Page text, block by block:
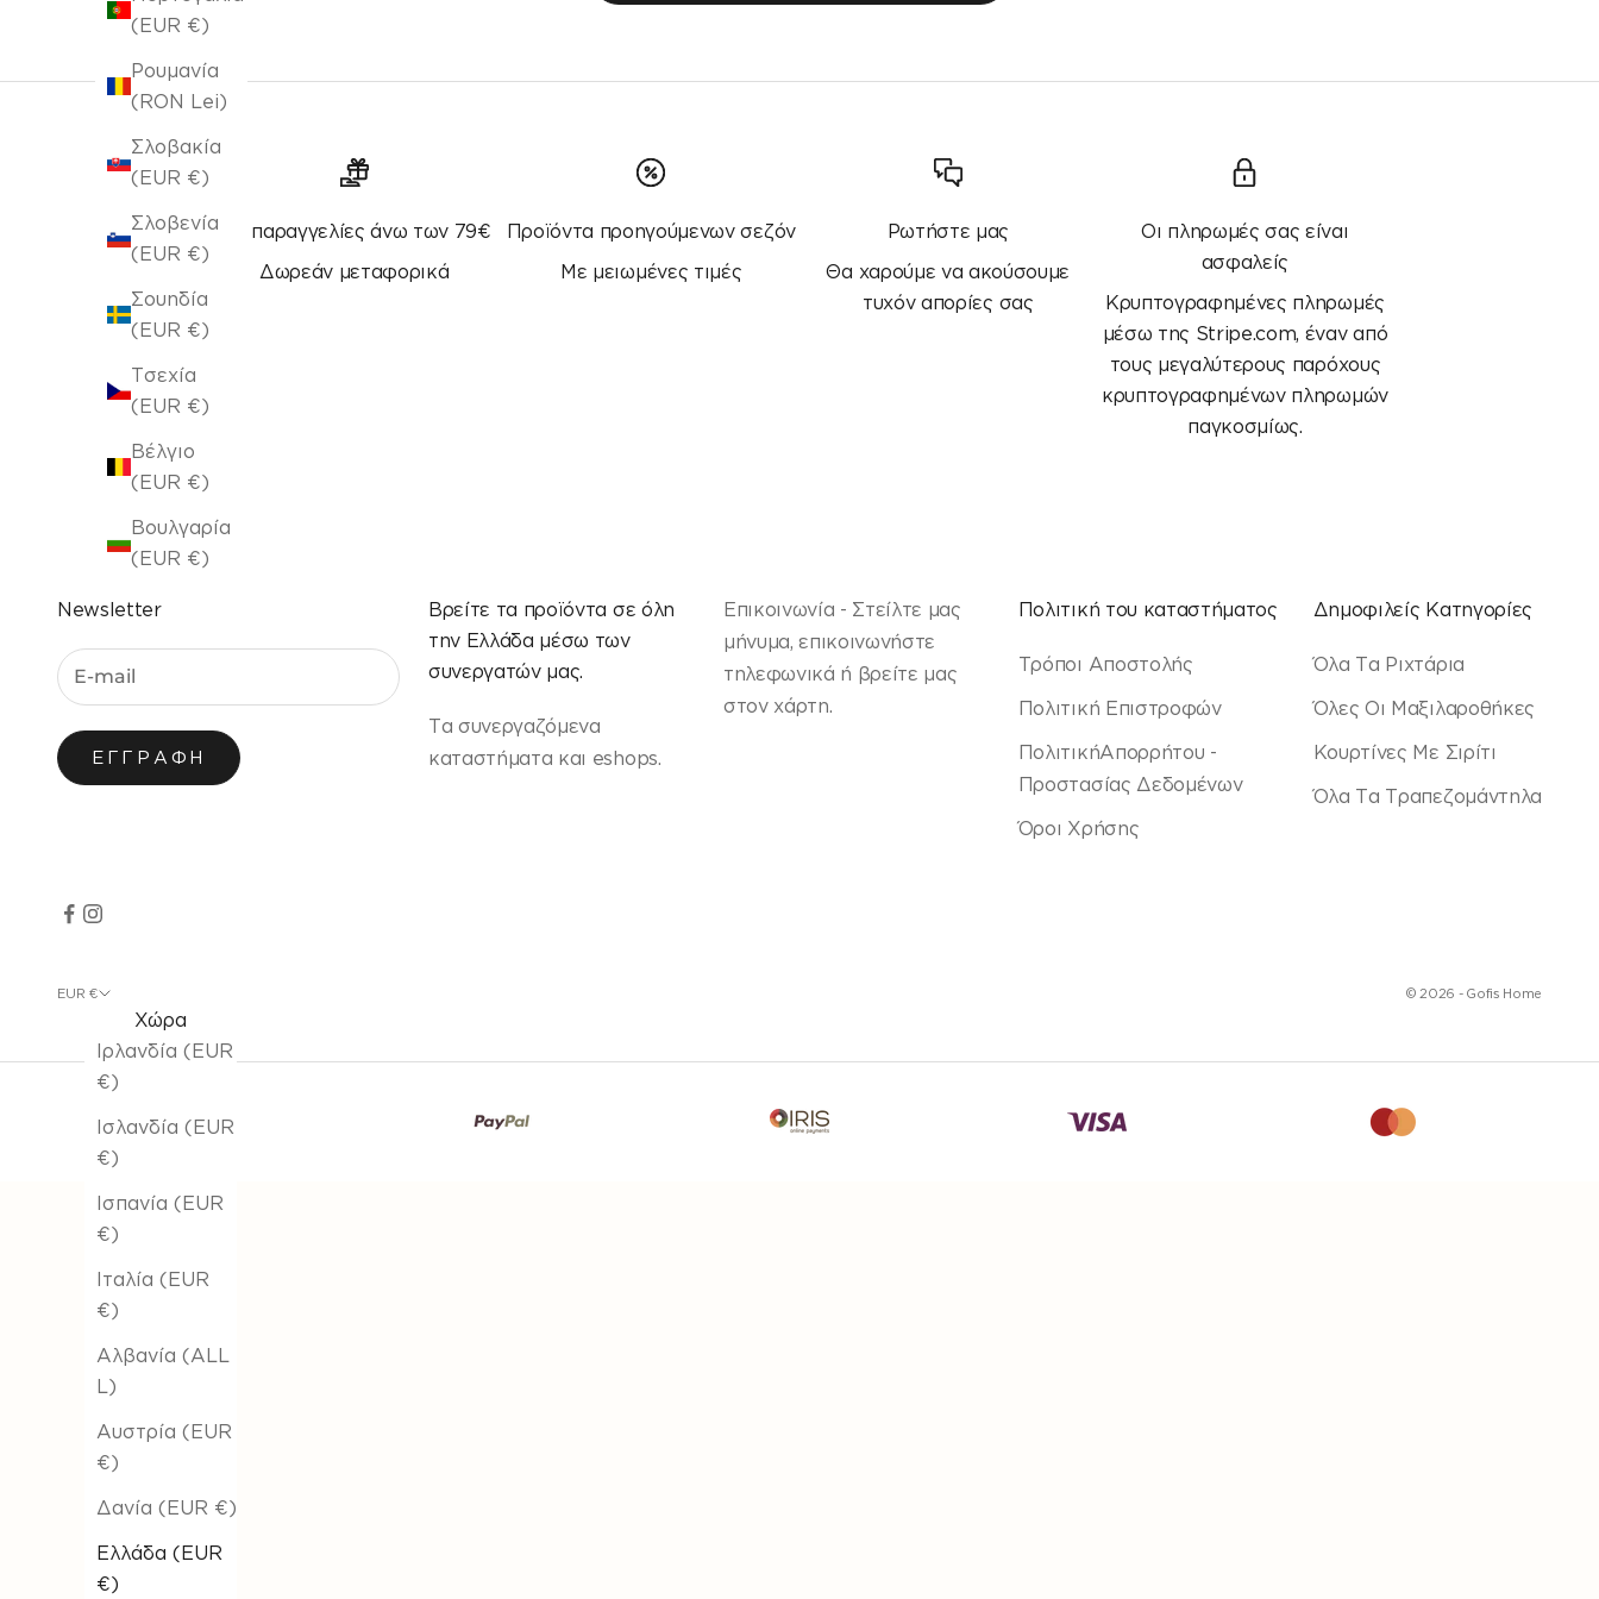
(EUR €)
Ρουμανία
(RON Lei)
Σλοβακία
(EUR €)
Σλοβενία
(EUR €)
Σουηδία
(EUR €)
Τσεχία
(EUR €)
Βέλγιο
(EUR €)
Βουλγαρία
(EUR €)
Για παραγγελίες άνω των 79€
Δωρεάν μεταφορικά
Προϊόντα προηγούμενων σεζόν
Με μειωμένες τιμές
Ρωτήστε μας
Θα χαρούμε να ακούσουμε
τυχόν απορίες σας
Οι πληρωμές σας είναι
ασφαλείς
Κρυπτογραφημένες πληρωμές
μέσω της Stripe.com, έναν από
τους μεγαλύτερους παρόχους
κρυπτογραφημένων πληρωμών
παγκοσμίως.
Newsletter
ΕΓΓΡΑΦΉ
Βρείτε τα προϊόντα σε όλη
την Ελλάδα μέσω των
συνεργατών μας.
Τα συνεργαζόμενα
καταστήματα και eshops.
Επικοινωνία - Στείλτε μας
μήνυμα, επικοινωνήστε
τηλεφωνικά ή βρείτε μας
στον χάρτη.
Πολιτική του καταστήματος
Τρόποι Αποστολής
Πολιτική Επιστροφών
ΠολιτικήΑπορρήτου -
Προστασίας Δεδομένων
Όροι Χρήσης
Δημοφιλείς Κατηγορίες
Όλα Τα Ριχτάρια
Όλες Οι Μαξιλαροθήκες
Κουρτίνες Με Σιρίτι
Όλα Τα Τραπεζομάντηλα
EUR €
Χώρα
Ιρλανδία (EUR
€)
Ισλανδία (EUR
€)
Ισπανία (EUR
€)
Ιταλία (EUR
€)
Αλβανία (ALL
L)
Αυστρία (EUR
€)
Δανία (EUR €)
Ελλάδα (EUR
€)
© 2026 - Gofis Home